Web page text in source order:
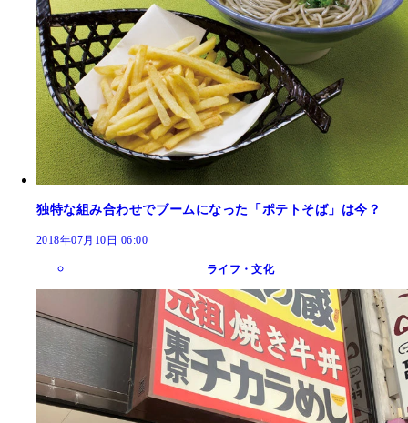
独特な組み合わせでブームになった「ポテトそば」は今？
2018年07月10日 06:00
ライフ・文化